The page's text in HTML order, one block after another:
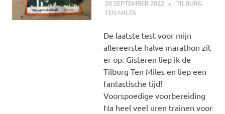
26 SEPTEMBER 2022 SJORS
TILBURG
TEN MILES
De laatste test voor mijn
allereerste halve marathon zit
er op. Gisteren liep ik de
Tilburg Ten Miles en liep een
fantastische tijd!
Voorspoedige voorbereiding
Na heel veel uren trainen voor